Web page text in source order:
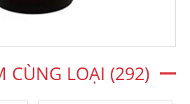
CÙNG LOẠI (292)